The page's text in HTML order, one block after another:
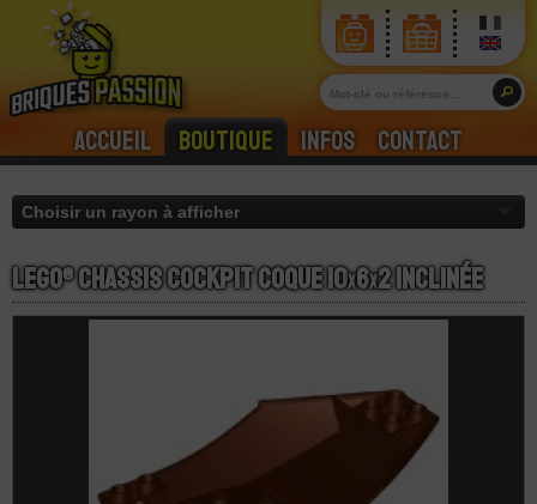
Accueil Boutique Infos Contact
LEGO® Chassis Cockpit Coque 10x6x2 Inclinée